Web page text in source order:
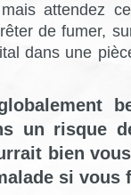
attendez
de fumer,
dans une
un risque
bien
si vous